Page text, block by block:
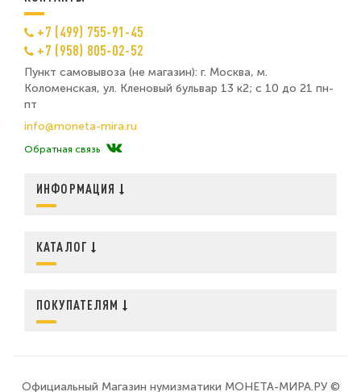
+7 (499) 755-91-45
+7 (958) 805-02-52
Пункт самовывоза (не магазин): г. Москва, м.
Коломенская, ул. Кленовый бульвар 13 к2; с 10 до 21 пн-
пт
info@moneta-mira.ru
Обратная связь
ИНФОРМАЦИЯ
КАТАЛОГ
ПОКУПАТЕЛЯМ
Официальный Магазин нумизматики МОНЕТА-МИРА.РУ ©